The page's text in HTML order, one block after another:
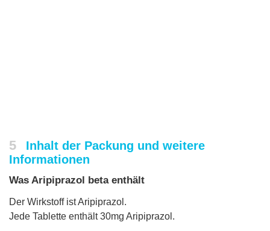
5
Inhalt der Packung und weitere
Informationen
Was Aripiprazol beta enthält
Der Wirkstoff ist Aripiprazol.
Jede Tablette enthält 30mg Aripiprazol.